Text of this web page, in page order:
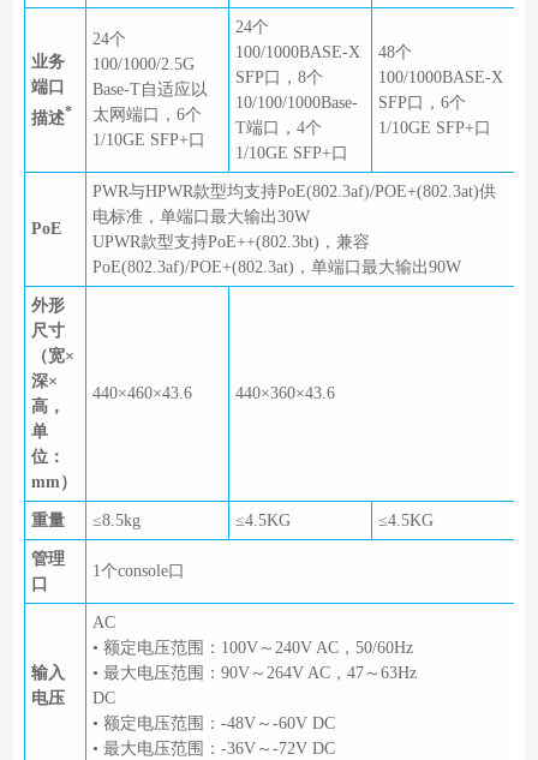
业务
端口
描述*
24个
100/1000/2.5G
Base-T自适应以
太网端口，6个
1/10GE SFP+口
24个
100/1000BASE-X
SFP口，8个
10/100/1000Base-
T端口，4个
1/10GE SFP+口
48个
100/1000BASE-X
SFP口，6个
1/10GE SFP+口
PoE
PWR与HPWR款型均支持PoE(802.3af)/POE+(802.3at)供
电标准，单端口最大输出30W
UPWR款型支持PoE++(802.3bt)，兼容
PoE(802.3af)/POE+(802.3at)，单端口最大输出90W
外形
尺寸
（宽×
深×
高，
单
位：
mm）
440×460×43.6 440×360×43.6
重量 ≤8.5kg ≤4.5KG ≤4.5KG
管理
口
1个console口
输入
电压
AC
• 额定电压范围：100V～240V AC，50/60Hz
• 最大电压范围：90V～264V AC，47～63Hz
DC
• 额定电压范围：-48V～-60V DC
• 最大电压范围：-36V～-72V DC